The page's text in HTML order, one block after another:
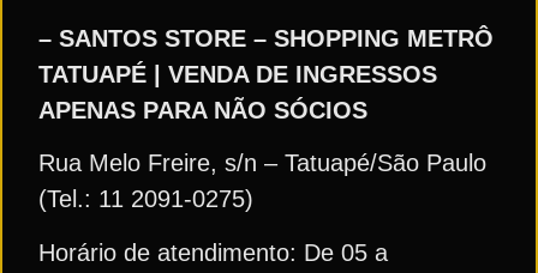
– SANTOS STORE – SHOPPING METRÔ
TATUAPÉ | VENDA DE INGRESSOS
APENAS PARA NÃO SÓCIOS
Rua Melo Freire, s/n – Tatuapé/São Paulo
(Tel.: 11 2091-0275)
Horário de atendimento: De 05 a